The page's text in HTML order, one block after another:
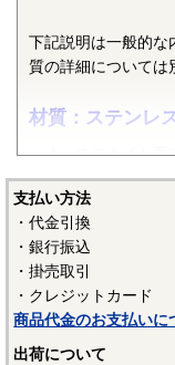
下記説明は一般的な
質の詳細については
材質：ステンレ
オーステナイト系
やすいので加工しづ
れます。代表的な鋼
いるのは、SUS304
SUSXM7という材
削加工性を向上した
マルテンサイト系
て硬化できるが、錆
支払い方法
・代金引換
・銀行振込
・掛売取引
・クレジットカード
商品代金のお支払いに
出荷について